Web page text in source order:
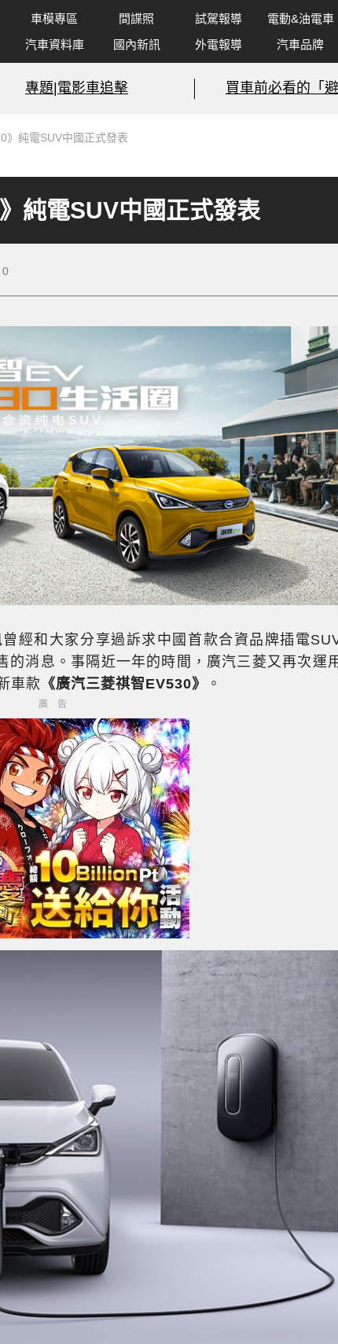
車模專區 間諜照 試駕報導 電動&油電車
汽車資料庫 國內新訊 外電報導 汽車品牌
專題|電影車追擊 買車前必看的「
》純電SUV中國正式發表
純電SUV中國正式發表
0
經和大家分享過訴求中國首款合資品牌插電
的消息。事隔近一年的時間，廣汽三菱又再次運
車款 《廣汽三菱祺智EV530》 。
廣告